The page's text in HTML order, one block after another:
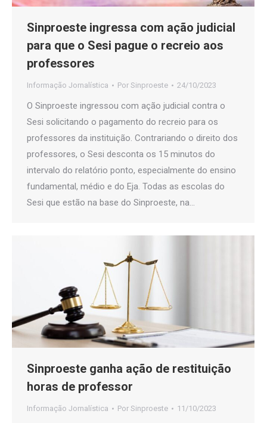
Sinproeste ingressa com ação judicial
para que o Sesi pague o recreio aos
professores
Informação Jornalística Por Sinproeste 24/10/2023
O Sinproeste ingressou com ação judicial contra o
Sesi solicitando o pagamento do recreio para os
professores da instituição. Contrariando o direito dos
professores, o Sesi desconta os 15 minutos do
intervalo do relatório ponto, especialmente do ensino
fundamental, médio e do Eja. Todas as escolas do
Sesi que estão na base do Sinproeste, na…
Sinproeste ganha ação de restituição
horas de professor
Informação Jornalística Por Sinproeste 11/10/2023